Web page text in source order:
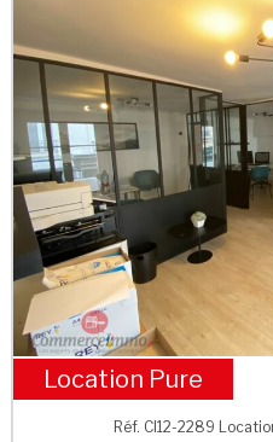
M°
Location Pure
Réf. CI12-2289